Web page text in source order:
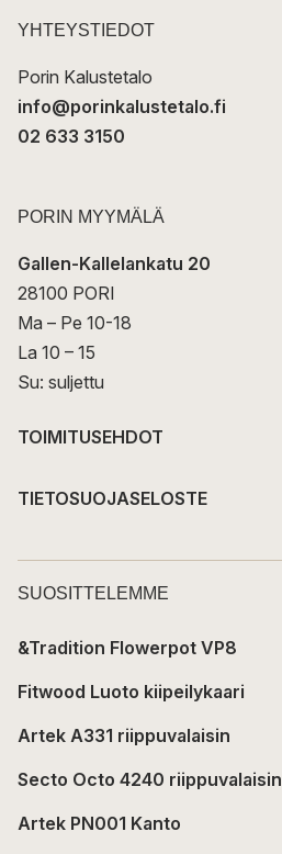
t
YHTEYSTIEDOT
Porin Kalustetalo
info@porinkalustetalo.fi
02 633 3150
PORIN MYYMÄLÄ
Gallen-Kallelankatu 20
28100 PORI
Ma – Pe 10-18
La 10 – 15
Su: suljettu
TOIMITUSEHDOT
TIETOSUOJASELOSTE
SUOSITTELEMME
&Tradition Flowerpot VP8
Fitwood Luoto kiipeilykaari
Artek A331 riippuvalaisin
Secto Octo 4240 riippuvalaisin
Artek PN001 Kanto